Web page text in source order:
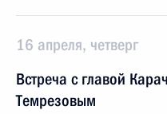
16 апреля, четверг
Встреча с главой
Темрезовым